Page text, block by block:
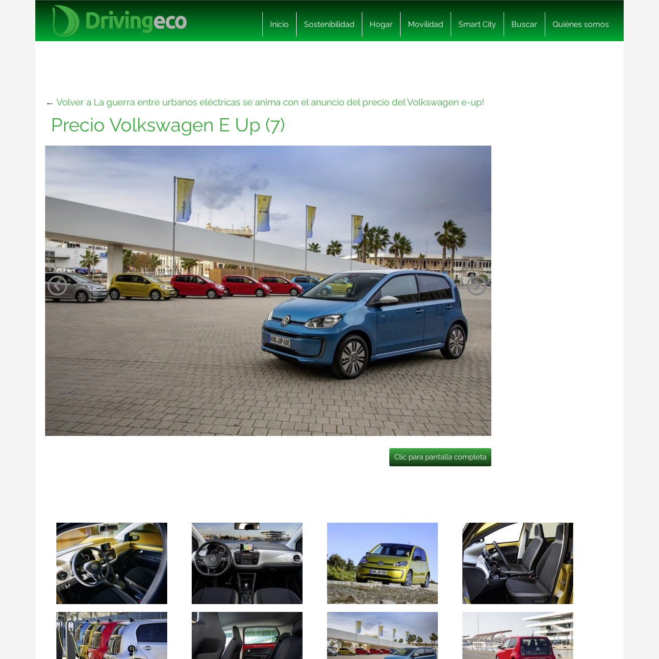
Inicio Sostenibilidad Hogar Movilidad Smart City Buscar Quiénes somos
← Volver a La guerra entre urbanos eléctricas se anima con el anuncio del precio del Volkswagen e-up!
Precio Volkswagen E Up (7)
Clic para pantalla completa